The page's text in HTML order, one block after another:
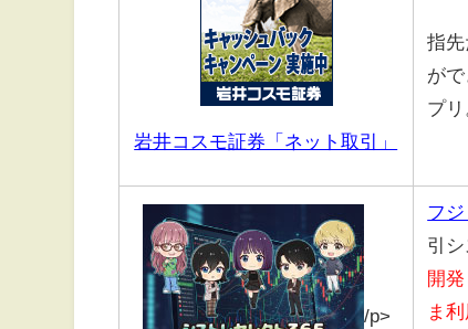
岩井コスモ証券「ネット取引」
指先
が
プリ
/p>
フ
引
開
ま利